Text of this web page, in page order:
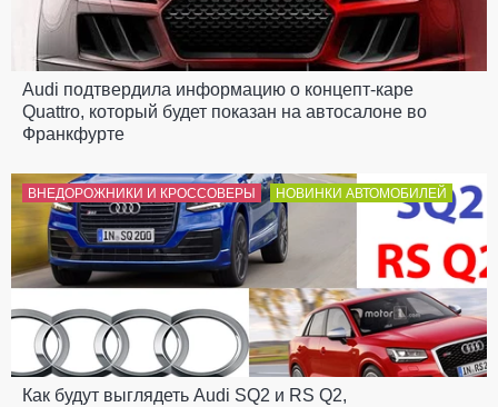
Audi подтвердила информацию о концепт-каре
Quattro, который будет показан на автосалоне во
Франкфурте
ВНЕДОРОЖНИКИ И КРОССОВЕРЫ НОВИНКИ АВТОМОБИЛЕЙ
Как будут выглядеть Audi SQ2 и RS Q2,